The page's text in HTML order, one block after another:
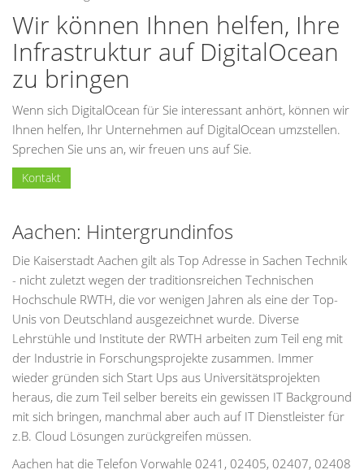
Wir können Ihnen helfen, Ihre
Infrastruktur auf DigitalOcean
zu bringen
Wenn sich DigitalOcean für Sie interessant anhört, können wir
Ihnen helfen, Ihr Unternehmen auf DigitalOcean umzstellen.
Sprechen Sie uns an, wir freuen uns auf Sie.
Kontakt
Aachen: Hintergrundinfos
Die Kaiserstadt Aachen gilt als Top Adresse in Sachen Technik
- nicht zuletzt wegen der traditionsreichen Technischen
Hochschule RWTH, die vor wenigen Jahren als eine der Top-
Unis von Deutschland ausgezeichnet wurde. Diverse
Lehrstühle und Institute der RWTH arbeiten zum Teil eng mit
der Industrie in Forschungsprojekte zusammen. Immer
wieder gründen sich Start Ups aus Universitätsprojekten
heraus, die zum Teil selber bereits ein gewissen IT Background
mit sich bringen, manchmal aber auch auf IT Dienstleister für
z.B. Cloud Lösungen zurückgreifen müssen.
Aachen hat die Telefon Vorwahle 0241, 02405, 02407, 02408